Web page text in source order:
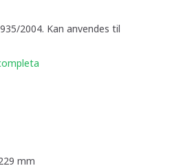
2004. Kan anvendes til
mm